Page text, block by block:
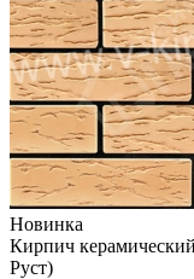
Новинка
Кирпич
Руст)